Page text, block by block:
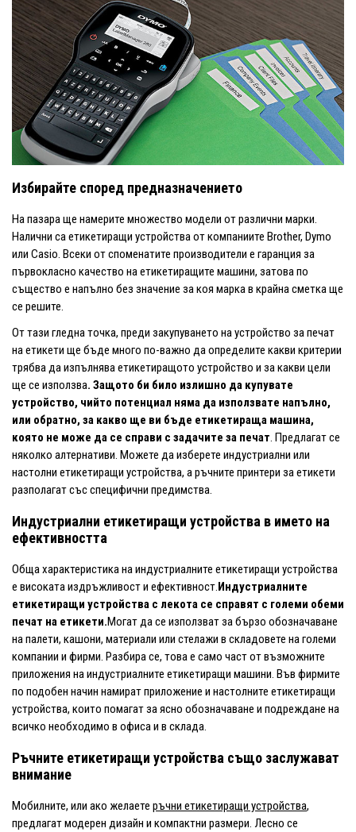
Избирайте според предназначението
На пазара ще намерите множество модели от различни марки.
Налични са етикетиращи устройства от компаниите Brother, Dymo
или Casio. Всеки от споменатите производители е гаранция за
първокласно качество на етикетиращите машини, затова по
същество е напълно без значение за коя марка в крайна сметка ще
се решите.
От тази гледна точка, преди закупуването на устройство за печат
на етикети ще бъде много по-важно да определите какви критерии
трябва да изпълнява етикетиращото устройство и за какви цели
ще се използва. Защото би било излишно да купувате
устройство, чийто потенциал няма да използвате напълно,
или обратно, за какво ще ви бъде етикетираща машина,
която не може да се справи с задачите за печат. Предлагат се
няколко алтернативи. Можете да изберете индустриални или
настолни етикетиращи устройства, а ръчните принтери за етикети
разполагат със специфични предимства.
Индустриални етикетиращи устройства в името на
ефективността
Обща характеристика на индустриалните етикетиращи устройства
е високата издръжливост и ефективност. Индустриалните
етикетиращи устройства с лекота се справят с големи обеми
печат на етикети.Могат да се използват за бързо обозначаване
на палети, кашони, материали или стелажи в складовете на големи
компании и фирми. Разбира се, това е само част от възможните
приложения на индустриалните етикетиращи машини. Във фирмите
по подобен начин намират приложение и настолните етикетиращи
устройства, които помагат за ясно обозначаване и подреждане на
всичко необходимо в офиса и в склада.
Ръчните етикетиращи устройства също заслужават
внимание
Мобилните, или ако желаете ръчни етикетиращи устройства,
предлагат модерен дизайн и компактни размери. Лесно се